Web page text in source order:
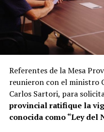
entenderlo con un
encontrar a una persona
droga y, en lugar de
judicial y dar intervención
como si fuera una
el procedimiento penal.
hace desaparecer el
obligación de actuar
En cuestión de minutos,el
Referentes de la Mesa
reunieron con el ministro
Carlos Sartori, para
provincial ratifique la
conocida como “Ley del